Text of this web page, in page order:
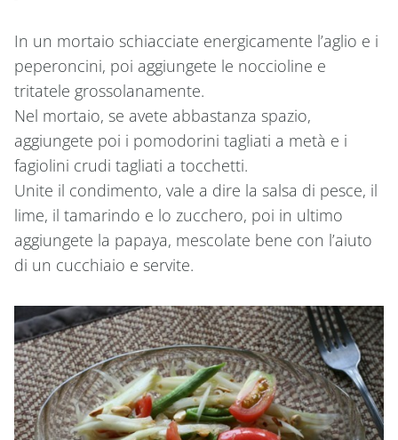
In un mortaio schiacciate energicamente l’aglio e i
peperoncini, poi aggiungete le noccioline e
tritatele grossolanamente.
Nel mortaio, se avete abbastanza spazio,
aggiungete poi i pomodorini tagliati a metà e i
fagiolini crudi tagliati a tocchetti.
Unite il condimento, vale a dire la salsa di pesce, il
lime, il tamarindo e lo zucchero, poi in ultimo
aggiungete la papaya, mescolate bene con l’aiuto
di un cucchiaio e servite.